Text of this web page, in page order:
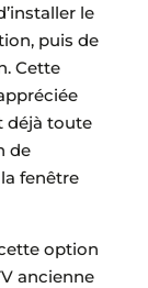
le
puis de
Cette
déjà toute
de
fenêtre
option
ancienne